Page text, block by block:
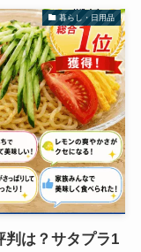
暮らし・日用品
判は？サタプラ1